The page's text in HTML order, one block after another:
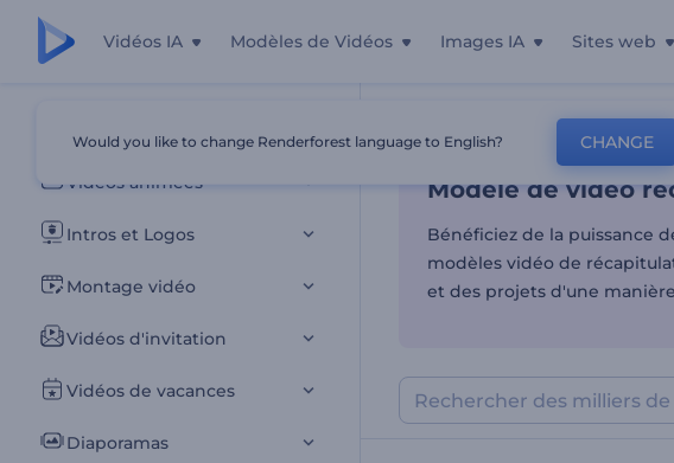
Vidéos IA Modèles de Vidéos Images IA Sites web
Tous les modèles
Vidéos animées
Intros et Logos
Montage vidéo
Vidéos d'invitation
Vidéos de vacances
Diaporamas
Modèle de
Accueil Modèles Modèles
Modèle de vidéo
Bénéficiez de la puissance
modèles vidéo de
et des projets d'une
Would you like to change Renderforest language to English? CHANGE